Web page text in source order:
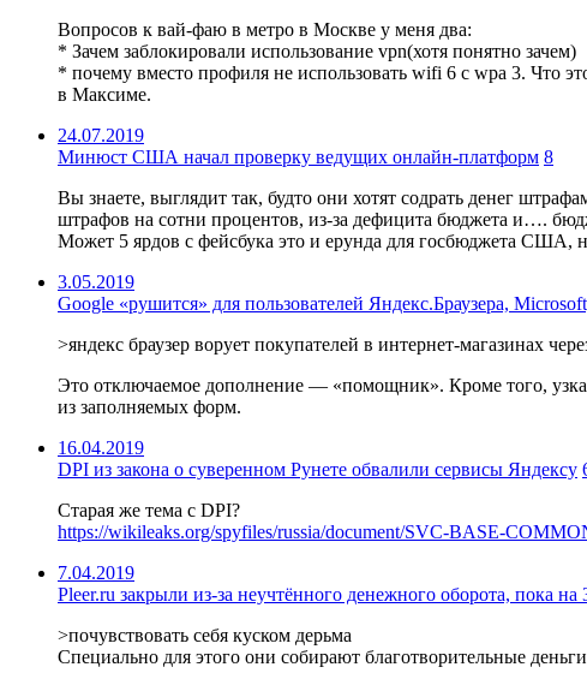
Вопросов к вай-фаю в метро в Москве у меня два:
* Зачем заблокировали использование vpn(хотя понятно зачем)
* почему вместо профиля не использовать wifi 6 с wpa 3. Что
в Максиме.
24.07.2019
Минюст США начал проверку ведущих онлайн-платформ 8
Вы знаете, выглядит так, будто они хотят содрать денег
штрафов на сотни процентов, из-за дефицита бюджета и….
Может 5 ярдов с фейсбука это и ерунда для госбюджета
3.05.2019
Google «рушится» для пользователей Яндекс.Браузера,
>яндекс браузер ворует покупателей в интернет-магазинах
Это отключаемое дополнение — «помощник». Кроме того,
из заполняемых форм.
16.04.2019
DPI из закона о суверенном Рунете обвалили сервисы Яндексу
Старая же тема с DPI?
https://wikileaks.org/spyfiles/russia/document/SVC-BASE-
7.04.2019
Pleer.ru закрыли из-за неучтённого денежного оборота, пока на
>почувствовать себя куском дерьма
Специально для этого они собирают благотворительные